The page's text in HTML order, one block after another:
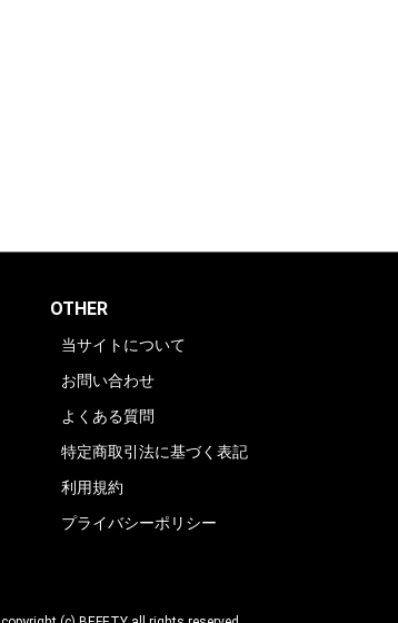
OTHER
当サイトについて
お問い合わせ
よくある質問
特定商取引法に基づく表記
利用規約
プライバシーポリシー